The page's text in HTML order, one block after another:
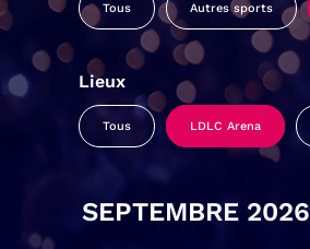
Tous Autres sports
Lieux
Tous LDLC Arena
SEPTEMBRE 2026